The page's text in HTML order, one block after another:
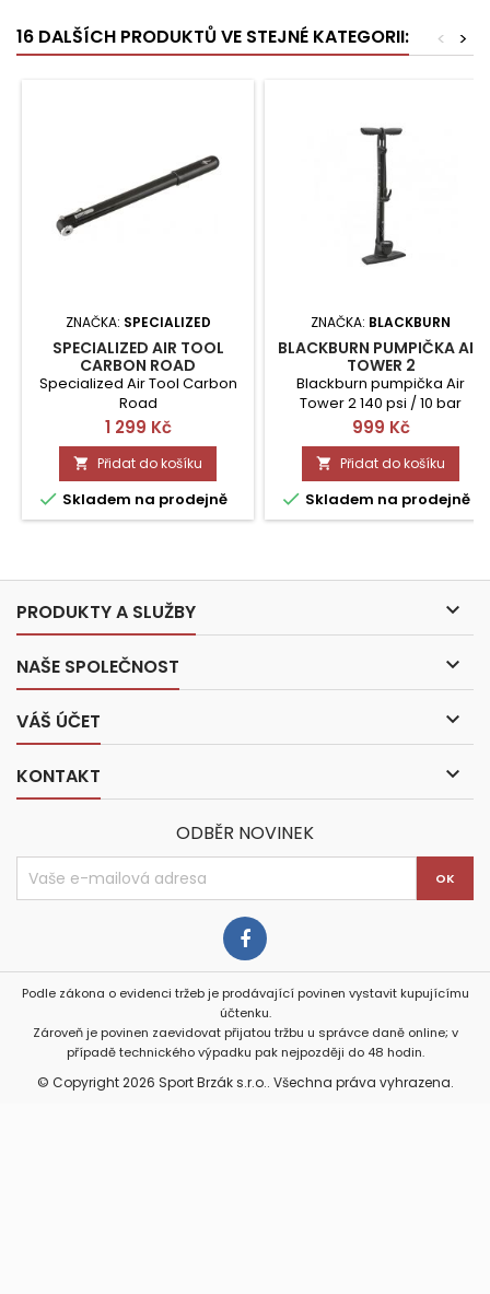
16 DALŠÍCH PRODUKTŮ VE STEJNÉ KATEGORII: >
<
ZNAČKA: SPECIALIZED
SPECIALIZED AIR TOOL
CARBON ROAD
Specialized Air Tool Carbon
Road
Cena
1 299 Kč
 Přidat do košíku
 Skladem na prodejně
ZNAČKA: BLACKBURN
BLACKBURN PUMPIČKA AIR
TOWER 2
Blackburn pumpička Air
Tower 2 140 psi / 10 bar
Cena
999 Kč
 Přidat do košíku
 Skladem na prodejně
PRODUKTY A SLUŽBY 
NAŠE SPOLEČNOST 
VÁŠ ÚČET 
KONTAKT 
ODBĚR NOVINEK
Podle zákona o evidenci tržeb je prodávající povinen vystavit kupujícímu
účtenku.
Zároveň je povinen zaevidovat přijatou tržbu u správce daně online; v
případě technického výpadku pak nejpozději do 48 hodin.
© Copyright 2026 Sport Brzák s.r.o.. Všechna práva vyhrazena.